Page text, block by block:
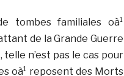
tombes familiales oà¹
de la Grande Guerre
n’est pas le cas pour
oà¹ reposent des Morts